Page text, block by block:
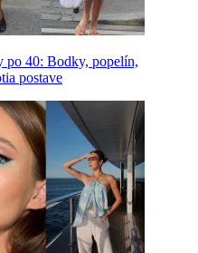
po 40: Bodky, popelín,
postave